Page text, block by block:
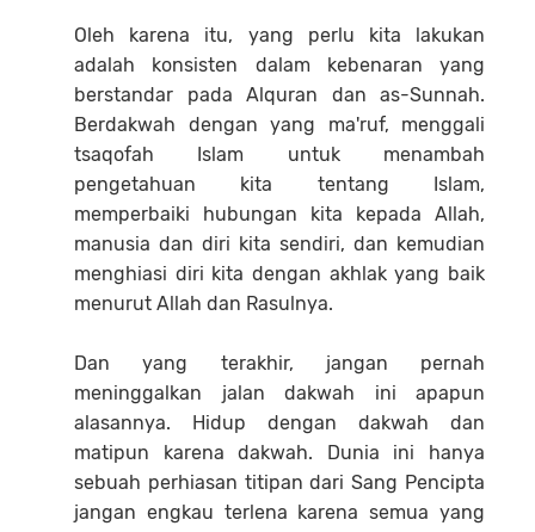
Oleh karena itu, yang perlu kita lakukan
adalah konsisten dalam kebenaran yang
berstandar pada Alquran dan as-Sunnah.
Berdakwah dengan yang ma'ruf, menggali
tsaqofah Islam untuk menambah
pengetahuan kita tentang Islam,
memperbaiki hubungan kita kepada Allah,
manusia dan diri kita sendiri, dan kemudian
menghiasi diri kita dengan akhlak yang baik
menurut Allah dan Rasulnya.
Dan yang terakhir, jangan pernah
meninggalkan jalan dakwah ini apapun
alasannya. Hidup dengan dakwah dan
matipun karena dakwah. Dunia ini hanya
sebuah perhiasan titipan dari Sang Pencipta
jangan engkau terlena karena semua yang